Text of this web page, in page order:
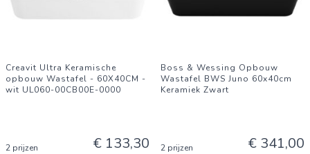
Creavit Ultra Keramische
opbouw Wastafel - 60X40CM -
wit UL060-00CB00E-0000
2 prijzen € 133,30
Boss & Wessing Opbouw
Wastafel BWS Juno 60x40cm
Keramiek Zwart
2 prijzen € 341,00